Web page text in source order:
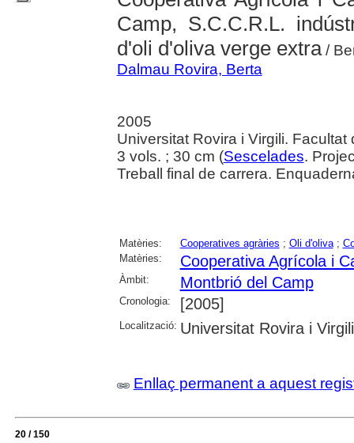
Camp, S.C.C.R.L.
d'oli d'oliva verge extra/
Dalmau Rovira, Berta
2005
Universitat Rovira i Virgili.
3 vols. ; 30 cm (Sescelades.
Treball final de carrera.
Matèries: Cooperatives agràries ; Oli d'oliva;
Matèries:
Cooperativa Agrícola i
Àmbit: Montbrió del Camp
Cronologia: [2005]
Localització: Universitat Rovira i Virgili
Enllaç permanent a aquest
20 / 150